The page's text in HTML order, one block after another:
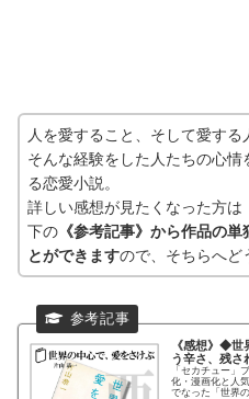
人を愛すること、そして愛する
そんな経験をした人たちの心情
る恋愛小説。
詳しい感想が見たくなった方は
下の 《参考記事》から作品の
とができますので、そちらへど
《感想》◆
う辛さ、残さ
「セカチュー」
化・漫画化と人
でなった「世界